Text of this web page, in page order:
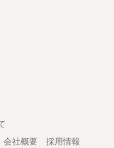
会社概要
採用情報